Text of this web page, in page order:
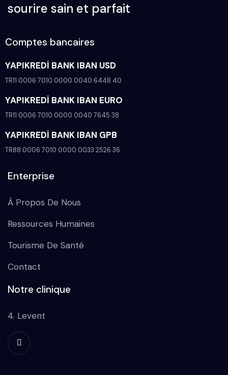
sourire sain et parfait
Comptes bancaires
YAPIKREDİ BANK IBAN USD
TR11 0006 7010 0000 0040 6448 40
YAPIKREDİ BANK IBAN EURO
TR11 0006 7010 0000 0040 7645 38
YAPIKREDİ BANK IBAN GPB
TR88 0006 7010 0000 0033 2526 36
Enterprise
À Propos De Nous
Ressources Humaines
Tourisme De Santé
Contact
Notre clinique
4. Levent